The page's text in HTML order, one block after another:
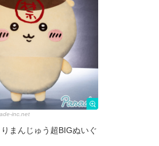
inc.net
まんじゅう超BIGぬいぐ